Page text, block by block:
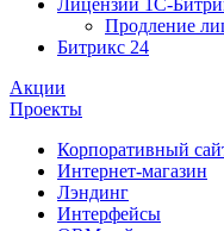
Лицензии 1С-
Продление
Битрикс 24
Акции
Проекты
Корпоративный
Интернет-магазин
Лэндинг
Интерфейсы